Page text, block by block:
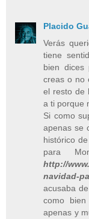
Placido
Verás
tiene
bien dices
creas o no
el resto de
a ti porque
Si como
apenas se
histórico
para
http://
navidad-
acusaba
como
apenas y